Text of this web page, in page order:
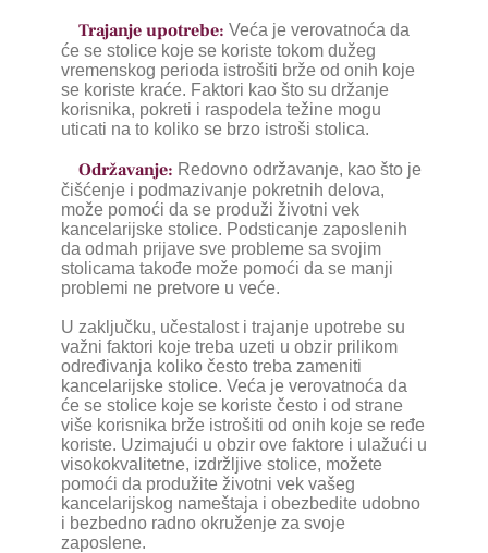
Trajanje upotrebe: Veća je verovatnoća da
će se stolice koje se koriste tokom dužeg
vremenskog perioda istrošiti brže od onih koje
se koriste kraće. Faktori kao što su držanje
korisnika, pokreti i raspodela težine mogu
uticati na to koliko se brzo istroši stolica.
Održavanje: Redovno održavanje, kao što je
čišćenje i podmazivanje pokretnih delova,
može pomoći da se produži životni vek
kancelarijske stolice. Podsticanje zaposlenih
da odmah prijave sve probleme sa svojim
stolicama takođe može pomoći da se manji
problemi ne pretvore u veće.
U zaključku, učestalost i trajanje upotrebe su
važni faktori koje treba uzeti u obzir prilikom
određivanja koliko često treba zameniti
kancelarijske stolice. Veća je verovatnoća da
će se stolice koje se koriste često i od strane
više korisnika brže istrošiti od onih koje se ređe
koriste. Uzimajući u obzir ove faktore i ulažući u
visokokvalitetne, izdržljive stolice, možete
pomoći da produžite životni vek vašeg
kancelarijskog nameštaja i obezbedite udobno
i bezbedno radno okruženje za svoje
zaposlene.